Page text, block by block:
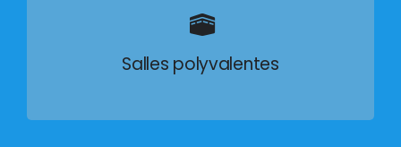
Salles polyvalentes